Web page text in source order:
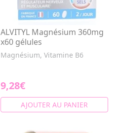
ALVITYL Magnésium 360mg
x60 gélules
Magnésium, Vitamine B6
9,28€
AJOUTER AU PANIER